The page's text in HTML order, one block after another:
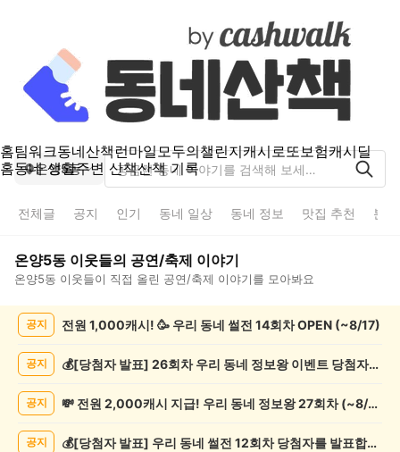
홈팀워크동네산책런마일모두의챌린지캐시로또보험캐시딜
홈동네 생활주변 산책산책 기록
온양5동
전체글 공지 인기 동네 일상 동네 정보 맛집 추천 분
온양5동 이웃들의 공연/축제 이야기
온양5동 이웃들이 직접 올린 공연/축제 이야기를 모아봐요
연/
공지 전원 1,000캐시! 🥳 우리 동네 썰전 14회차 OPEN (~8/17)
공지 💰[당첨자 발표] 26회차 우리 동네 정보왕 이벤트 당첨자를 발표합니다!
공지 💸 전원 2,000캐시 지급! 우리 동네 정보왕 27회차 (~8/10)
공지 💰[당첨자 발표] 우리 동네 썰전 12회차 당첨자를 발표합니다!